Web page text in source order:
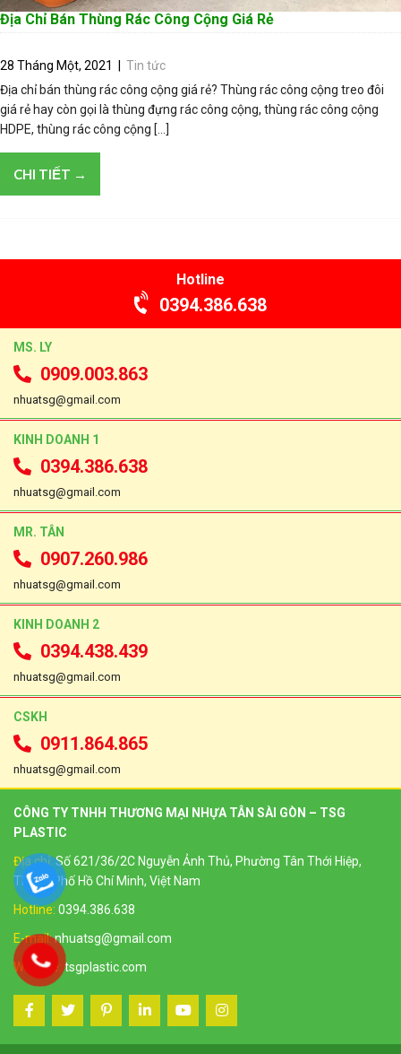
Địa Chỉ Bán Thùng Rác Công Cộng Giá Rẻ
28 Tháng Một, 2021
Tin tức
Địa chỉ bán thùng rác công cộng giá rẻ? Thùng rác công cộng treo đôi
giá rẻ hay còn gọi là thùng đựng rác công cộng, thùng rác công cộng
HDPE, thùng rác công cộng […]
CHI TIẾT →
Hotline
0394.386.638
MS. LY
0909.003.863
nhuatsg@gmail.com
KINH DOANH 1
0394.386.638
nhuatsg@gmail.com
MR. TÂN
0907.260.986
nhuatsg@gmail.com
KINH DOANH 2
0394.438.439
nhuatsg@gmail.com
CSKH
0911.864.865
nhuatsg@gmail.com
CÔNG TY TNHH THƯƠNG MẠI NHỰA TÂN SÀI GÒN – TSG
PLASTIC
Địa chỉ:Số 621/36/2C Nguyễn Ảnh Thủ, Phường Tân Thới Hiệp,
Thành Phố Hồ Chí Minh, Việt Nam
Hotline: 0394.386.638
E-mail:nhuatsg@gmail.com
Website: tsgplastic.com